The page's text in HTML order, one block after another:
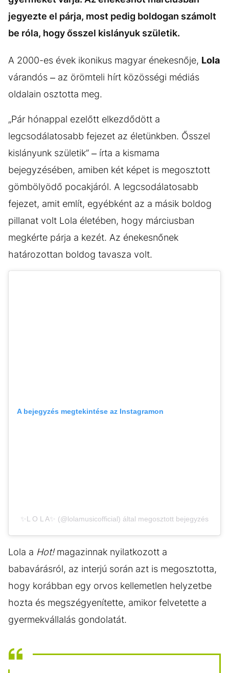
KÖZÉLET UTAZÁS
ÉLETMÓD DESIGN
VIDEÓ TÖRTÉNETEK
jegyezte el párja, most pedig boldogan számolt
be róla, hogy ősszel kislányuk születik.
A 2000-es évek ikonikus magyar énekesnője, Lola
várandós – az örömteli hírt közösségi médiás
oldalain osztotta meg.
„Pár hónappal ezelőtt elkezdődött a
legcsodálatosabb fejezet az életünkben. Ősszel
kislányunk születik” – írta a kismama
bejegyzésében, amiben két képet is megosztott
gömbölyödő pocakjáról. A legcsodálatosabb
fejezet, amit említ, egyébként az a másik boldog
pillanat volt Lola életében, hogy márciusban
megkérte párja a kezét. Az énekesnőnek
határozottan boldog tavasza volt.
A bejegyzés megtekintése az Instagramon
✨L O L A✨ (@lolamusicofficial) által megosztott bejegyzés
Lola a Hot!magazinnak nyilatkozott a
babavárásról, az interjú során azt is megosztotta,
hogy korábban egy orvos kellemetlen helyzetbe
hozta és megszégyenítette, amikor felvetette a
gyermekvállalás gondolatát.